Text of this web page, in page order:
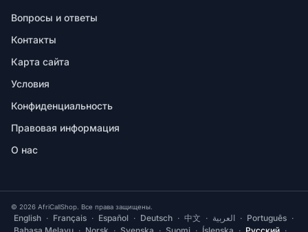
Вопросы и ответы
Контакты
Карта сайта
Условия
Конфиденциальность
Правовая информация
О нас
© 2026 AfriCallShop. Все права защищены.
English · Français · Español · Deutsch · 中文 · العربية · Português ·